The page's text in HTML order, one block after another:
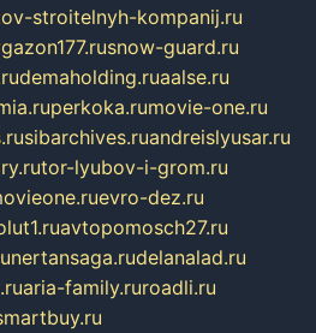
stroitelnyh-kompanij.ru
snow-guard.ru
demaholding.ruaalse.ru
perkoka.rumovie-one.ru
sibarchives.ruandreislyusar.ru
tor-lyubov-i-grom.ru
evro-dez.ru
avtopomosch27.ru
nertansaga.rudelanalad.ru
aria-family.ruroadli.ru